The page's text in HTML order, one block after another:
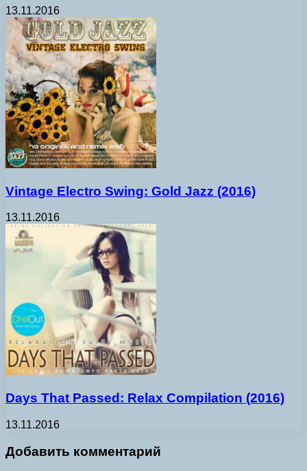
13.11.2016
Vintage Electro Swing: Gold Jazz (2016)
13.11.2016
Days That Passed: Relax Compilation (2016)
13.11.2016
Добавить комментарий